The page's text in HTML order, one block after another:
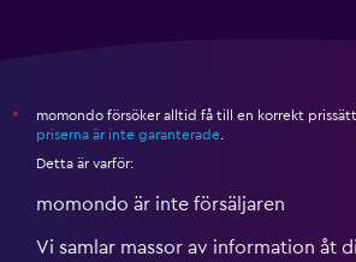
*
momondo försöker alltid få till en korrekt
priserna är inte garanterade
Detta är varför:
momondo är inte försäljaren
Vi samlar massor av information åt